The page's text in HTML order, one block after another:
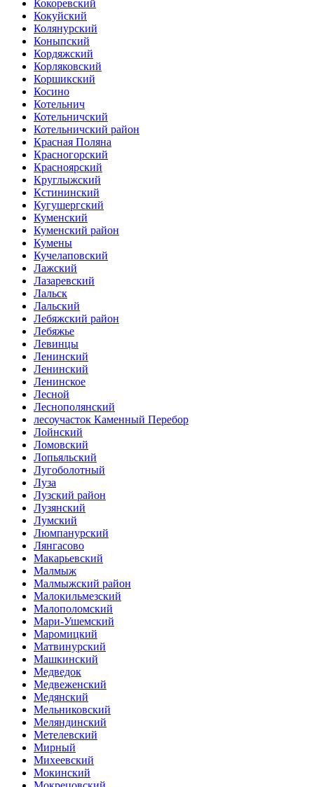
Кокоревский
Кокуйский
Колянурский
Коныпский
Кордяжский
Корляковский
Коршикский
Косино
Котельнич
Котельничский
Котельничский район
Красная Поляна
Красногорский
Красноярский
Круглыжский
Кстининский
Кугушергский
Куменский
Куменский район
Кумены
Кучелаповский
Лажский
Лазаревский
Лальск
Лальский
Лебяжский район
Лебяжье
Левинцы
Ленинский
Ленинский
Ленинское
Лесной
Леснополянский
лесоучасток Каменный Перебор
Лойнский
Ломовский
Лопьяльский
Лугоболотный
Луза
Лузский район
Лузянский
Лумский
Люмпанурский
Лянгасово
Макарьевский
Малмыж
Малмыжский район
Малокильмезский
Малополомский
Мари-Ушемский
Маромицкий
Матвинурский
Машкинский
Медведок
Медвеженский
Медянский
Мельниковский
Меляндинский
Метелевский
Мирный
Михеевский
Мокинский